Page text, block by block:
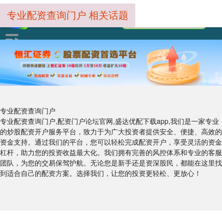
专业配资查询门户
专业配资查询门户,配资门户论坛官网,盛达优配下载app,我们是一家专业
的炒股配资开户服务平台，致力于为广大投资者提供安全、便捷、高效的
资金支持。通过我们的平台，您可以轻松完成配资开户，享受灵活的资金
杠杆，助力您的投资收益最大化。我们拥有完善的风控体系和专业的客服
团队，为您的交易保驾护航。无论您是新手还是资深股民，都能在这里找
到适合自己的配资方案。选择我们，让您的投资更轻松、更放心！
专业配资查询门户 相关话题